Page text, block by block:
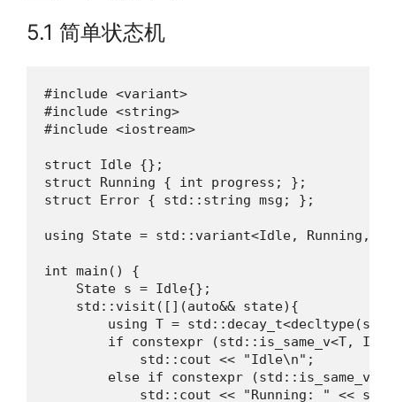
5.1 简单状态机
#include <variant>
#include <string>
#include <iostream>
struct Idle {};
struct Running { int progress; };
struct Error { std::string msg; };
using State = std::variant<Idle, Running,
int main() {
    State s = Idle{};
    std::visit([](auto&& state){
using T =
if constexpr (std::is_same_v<T,
            std::cout << "Idle\n";
else if constexpr
std::cout << "Running: " <<